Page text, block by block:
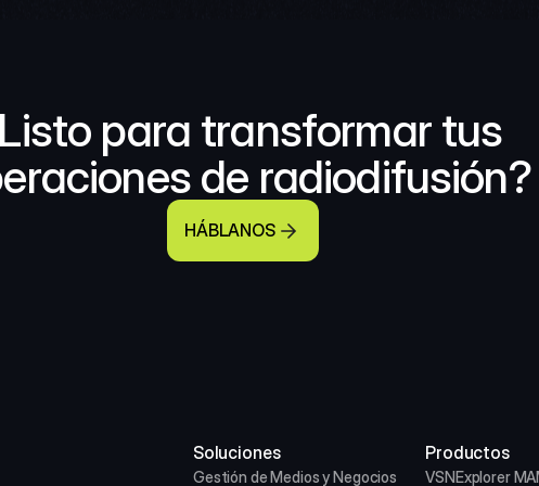
para transformar tus
de radiodifusión?
HÁBLANOS
Soluciones
Gestión de Medios y Negocios
Productos
VSNExplorer